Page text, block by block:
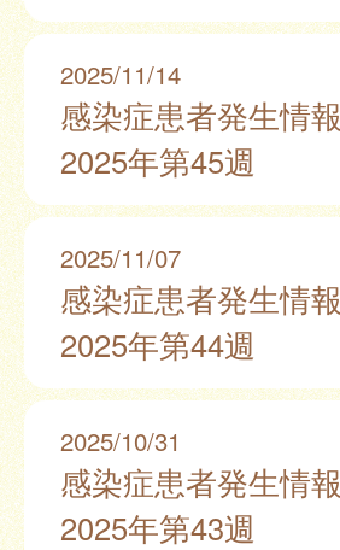
2025/11/14
感染症患者発生情報
2025年第45週
2025/11/07
感染症患者発生情報
2025年第44週
2025/10/31
感染症患者発生情報
2025年第43週